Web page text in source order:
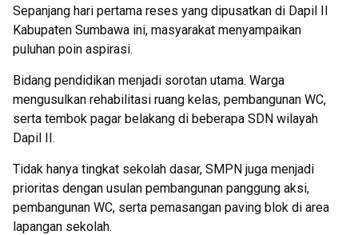
Sepanjang hari pertama reses yang dipusatkan di Dapil II
Kabupaten Sumbawa ini, masyarakat menyampaikan
puluhan poin aspirasi.
Bidang pendidikan menjadi sorotan utama. Warga
mengusulkan rehabilitasi ruang kelas, pembangunan WC,
serta tembok pagar belakang di beberapa SDN wilayah
Dapil II.
Tidak hanya tingkat sekolah dasar, SMPN juga menjadi
prioritas dengan usulan pembangunan panggung aksi,
pembangunan WC, serta pemasangan paving blok di area
lapangan sekolah.